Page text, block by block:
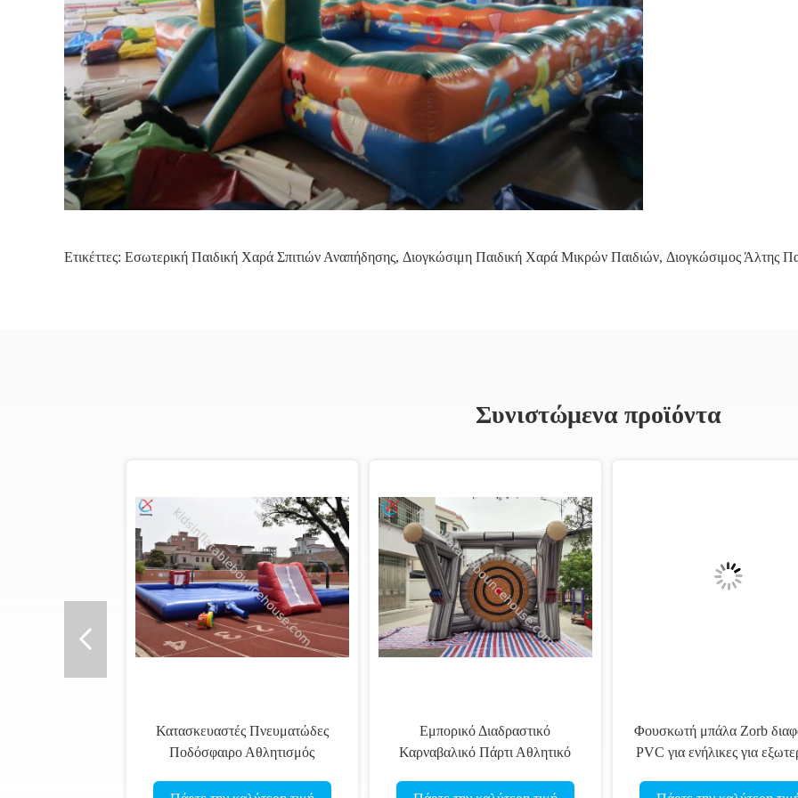
Ετικέττες: Εσωτερική Παιδική Χαρά Σπιτιών Αναπήδησης, Διογκώσιμη Παιδική Χαρά Μικρών Παιδιών, Διογκώσιμος Άλτης
Συνιστώμενα προϊόντα
Κατασκευαστές Πνευματώδες
Ποδόσφαιρο Αθλητισμός
Μακροπετάγματος
Εμπορικό Διαδραστικό
Καρναβαλικό Πάρτι Αθλητικό
Τσεκουριού Φουσκωτό Παιχνίδι
Φουσκωτή μπάλα Zorb
PVC για ενήλικες για